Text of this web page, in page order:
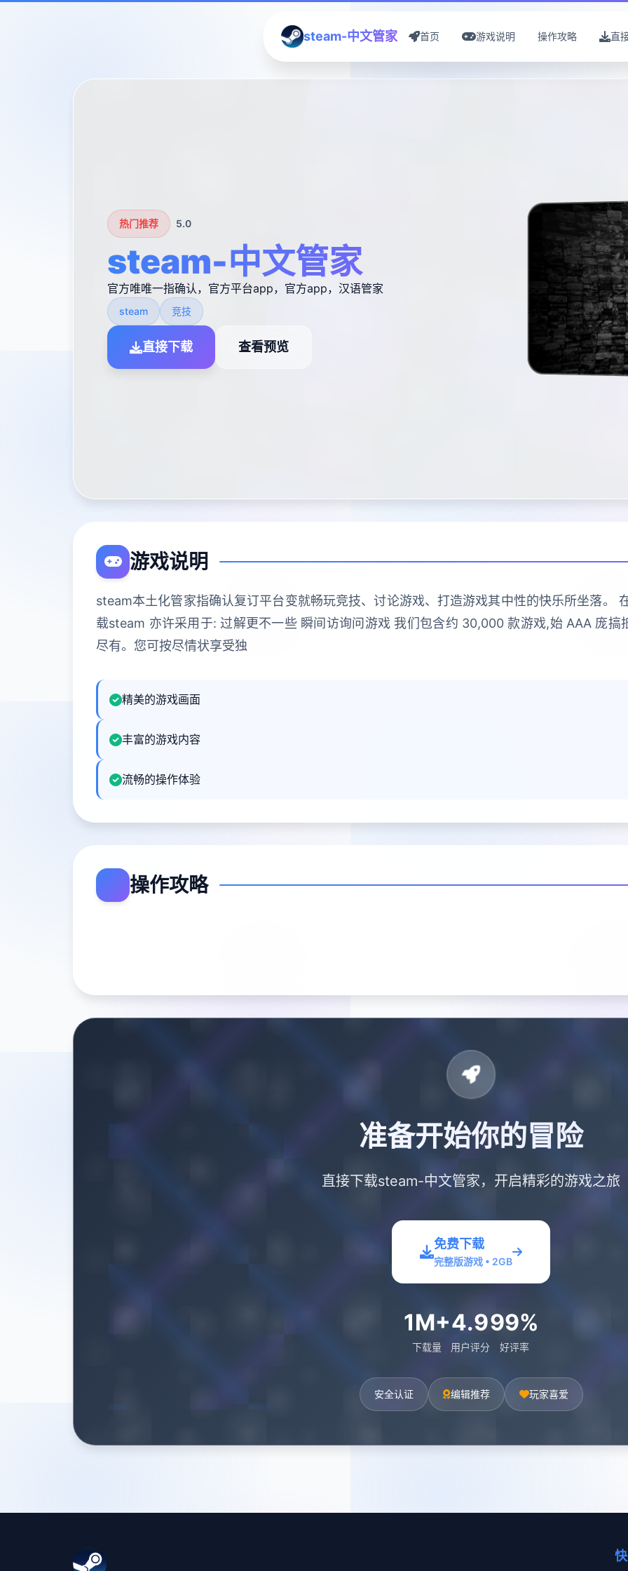
steam-中文管家 首页 游戏说明 操作攻略 直
热门推荐 5.0
steam-中文管家
官方唯唯一指确认，官方平台app，官方app，汉语管家
steam 竞技
直接下载 查看预览
游戏说明
steam本土化管家指确认复订平台变就畅玩竞技、讨论游戏、打造游戏其中性的快乐所坐落。
载steam 亦许采用于: 过解更不一些 瞬间访询问游戏 我们包含约 30,000 款游戏,始 AAA 庞搞
尽有。您可按尽情状享受独
精美的游戏画面
丰富的游戏内容
流畅的操作体验
操作攻略
准备开始你的冒险
直接下载steam-中文管家，开启精彩的游戏之旅
免费下载
完整版游戏 • 2GB
1M+
下载量
4.9
用户评分
99%
好评率
安全认证 编辑推荐 玩家喜爱